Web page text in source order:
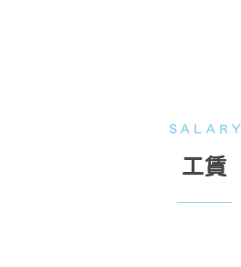
ＳＡＬＡＲＹ
工賃